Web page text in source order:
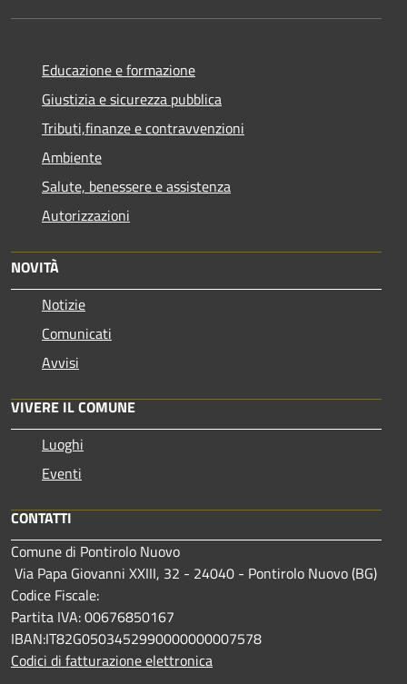
Educazione e formazione
Giustizia e sicurezza pubblica
Tributi,finanze e contravvenzioni
Ambiente
Salute, benessere e assistenza
Autorizzazioni
NOVITÀ
Notizie
Comunicati
Avvisi
VIVERE IL COMUNE
Luoghi
Eventi
CONTATTI
Comune di Pontirolo Nuovo
Via Papa Giovanni XXIII, 32 - 24040 - Pontirolo Nuovo (BG)
Codice Fiscale:
Partita IVA: 00676850167
IBAN:IT82G0503452990000000007578
Codici di fatturazione elettronica